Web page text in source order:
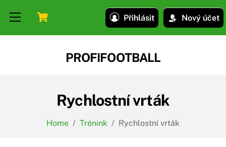
Přihlásit Nový účet
Menu
PROFIFOOTBALL
Rychlostní vrták
Home / Trénink / Rychlostní vrták